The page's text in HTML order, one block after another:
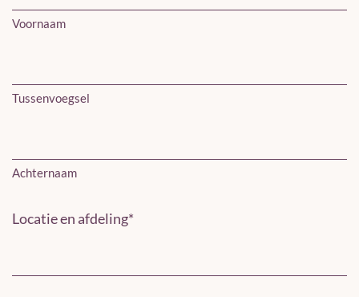
Voornaam
Tussenvoegsel
Achternaam
Locatie en afdeling*